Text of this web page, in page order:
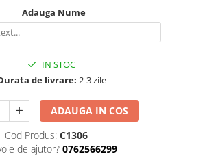
Adauga Nume
IN STOC
de livrare: 2-3 zile
ADAUGA IN COS
Cod Produs: C1306
de ajutor? 0762566299